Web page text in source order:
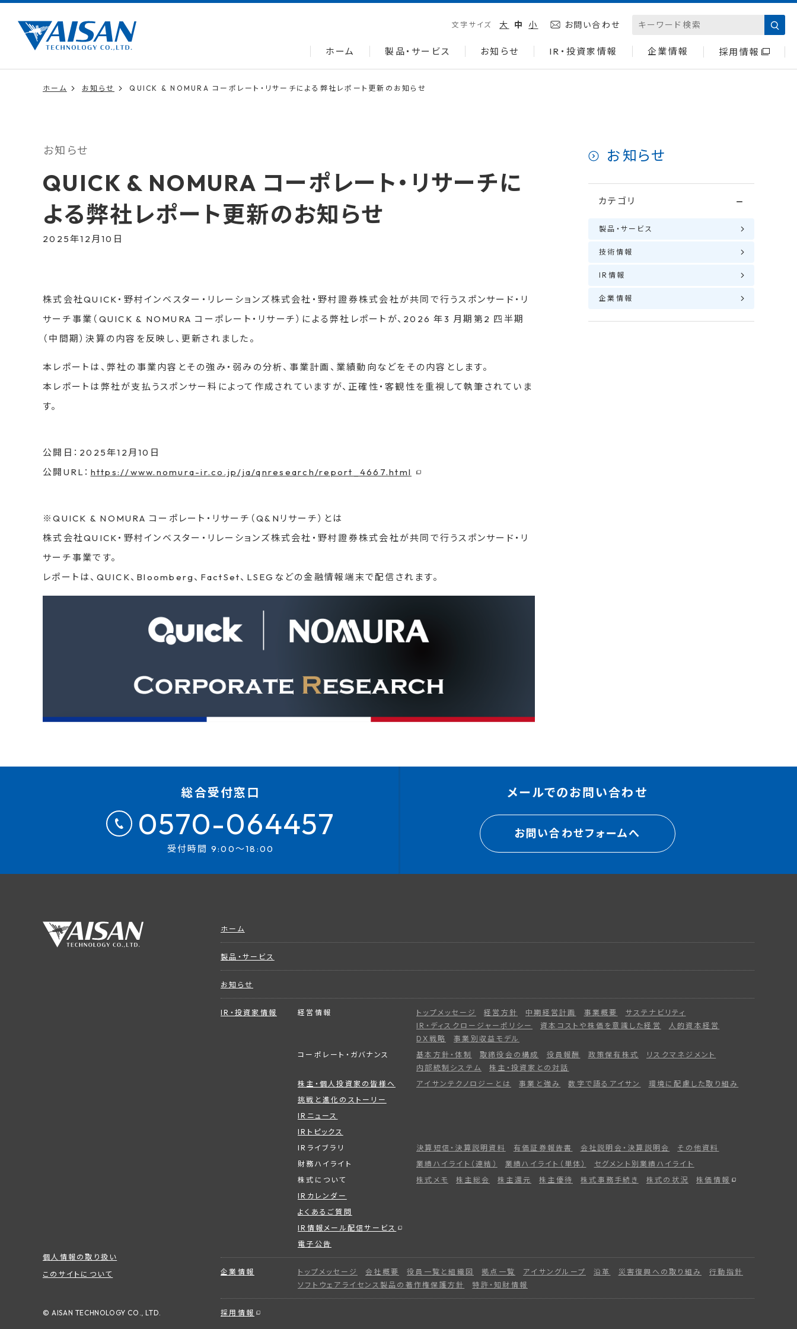
文字サイズ 大 中 小 お問い合わせ
ホーム 製品・サービス お知らせ IR・投資家情報 企業情報 採用情報
ホーム お知らせ QUICK & NOMURA コーポレート・リサーチによる弊社レポート更新のお知らせ
お知らせ
QUICK & NOMURA コーポレート・リサーチに
よる弊社レポート更新のお知らせ
2025年12月10日
株式会社QUICK・野村インベスター・リレーションズ株式会社・野村證券株式会社が共同で行うスポンサード・リ
サーチ事業（QUICK & NOMURA コーポレート・リサーチ）による弊社レポートが、2026 年3 月期第2 四半期
（中間期）決算の内容を反映し、更新されました。
本レポートは、弊社の事業内容とその強み・弱みの分析、事業計画、業績動向などをその内容とします。
本レポートは弊社が支払うスポンサー料によって作成されていますが、正確性・客観性を重視して執筆されていま
す。
公開日：2025年12月10日
公開URL： https://www.nomura-ir.co.jp/ja/qnresearch/report_4667.html
※QUICK & NOMURA コーポレート・リサーチ（Q&Nリサーチ）とは
株式会社QUICK・野村インベスター・リレーションズ株式会社・野村證券株式会社が共同で行うスポンサード・リ
サーチ事業です。
レポートは、QUICK、Bloomberg、FactSet、LSEGなどの金融情報端末で配信されます。
お知らせ
カテゴリ
製品・サービス
技術情報
IR情報
企業情報
総合受付窓口
0570-064457
受付時間 9:00～18:00
メールでのお問い合わせ
お問い合わせフォームへ
ホーム
製品・サービス
お知らせ
IR・投資家情報 経営情報 トップメッセージ 経営方針 中期経営計画 事業概要
サステナビリティ
IR・ディスクロージャーポリシー
資本コストや株価を意識した経営
人的資本経営
DX戦略
事業別収益モデル
コーポレート・ガバナンス
基本方針・体制 取締役会の構成 役員報酬 政策保有株式
リスクマネジメント
内部統制システム
株主・投資家との対話
株主・個人投資家の皆様へ
アイサンテクノロジーとは 事業と強み 数字で語るアイサン
環境に配慮した取り組み
挑戦と進化のストーリー
IRニュース
IRトピックス
IRライブラリ
決算短信・決算説明資料 有価証券報告書 会社説明会・決算説明会
その他資料
財務ハイライト
業績ハイライト（連結） 業績ハイライト（単体）
セグメント別業績ハイライト
株式について
株式メモ 株主総会 株主還元 株主優待 株式事務手続き 株式の状況
株価情報
IRカレンダー
よくあるご質問
IR情報メール配信サービス
電子公告
企業情報 トップメッセージ 会社概要 役員一覧と組織図 拠点一覧 アイサングループ 沿革 災害復興への取り組み
行動指針
ソフトウェアライセンス製品の著作権保護方針
特許・知財情報
採用情報
個人情報の取り扱い
このサイトについて
© AISAN TECHNOLOGY CO., LTD.